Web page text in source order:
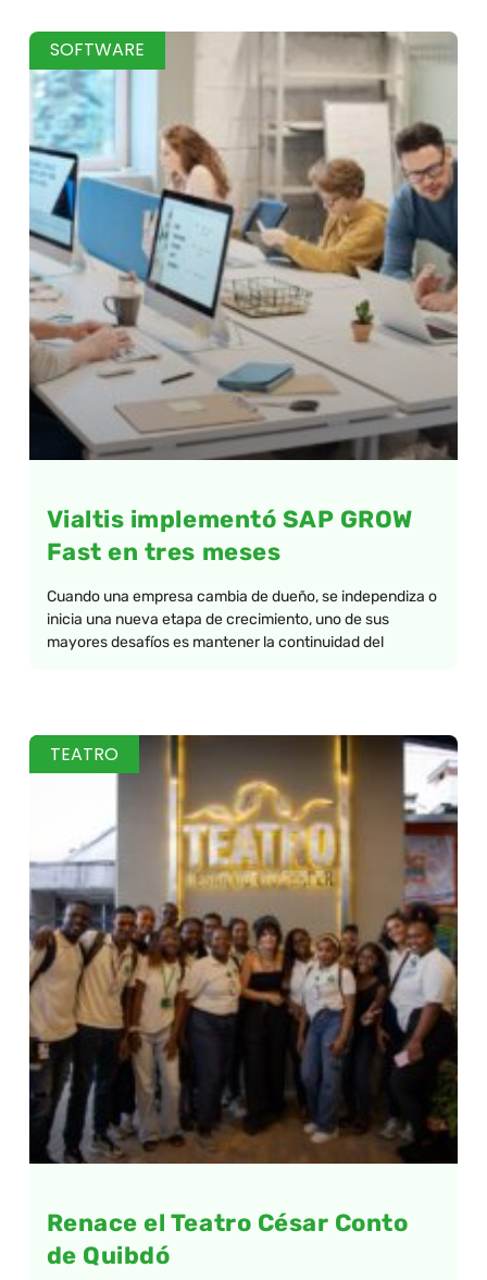
SOFTWARE
Vialtis implementó SAP GROW
Fast en tres meses
Cuando una empresa cambia de dueño, se independiza o
inicia una nueva etapa de crecimiento, uno de sus
mayores desafíos es mantener la continuidad del
TEATRO
Renace el Teatro César Conto
de Quibdó